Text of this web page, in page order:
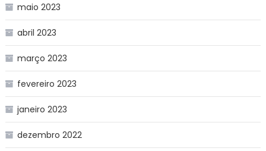
maio 2023
abril 2023
março 2023
fevereiro 2023
janeiro 2023
dezembro 2022